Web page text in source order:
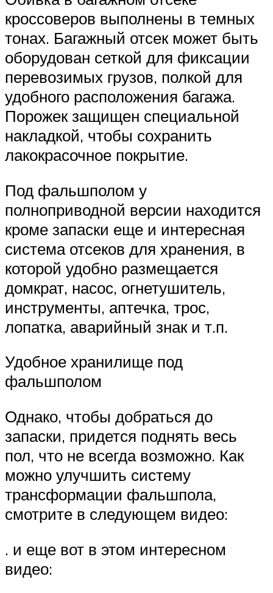
кроссоверов выполнены в темных
тонах. Багажный отсек может быть
оборудован сеткой для фиксации
перевозимых грузов, полкой для
удобного расположения багажа.
Порожек защищен специальной
накладкой, чтобы сохранить
лакокрасочное покрытие.
Под фальшполом у
полноприводной версии находится
кроме запаски еще и интересная
система отсеков для хранения, в
которой удобно размещается
домкрат, насос, огнетушитель,
инструменты, аптечка, трос,
лопатка, аварийный знак и т.п.
Удобное хранилище под
фальшполом
Однако, чтобы добраться до
запаски, придется поднять весь
пол, что не всегда возможно. Как
можно улучшить систему
трансформации фальшпола,
смотрите в следующем видео:
. и еще вот в этом интересном
видео: